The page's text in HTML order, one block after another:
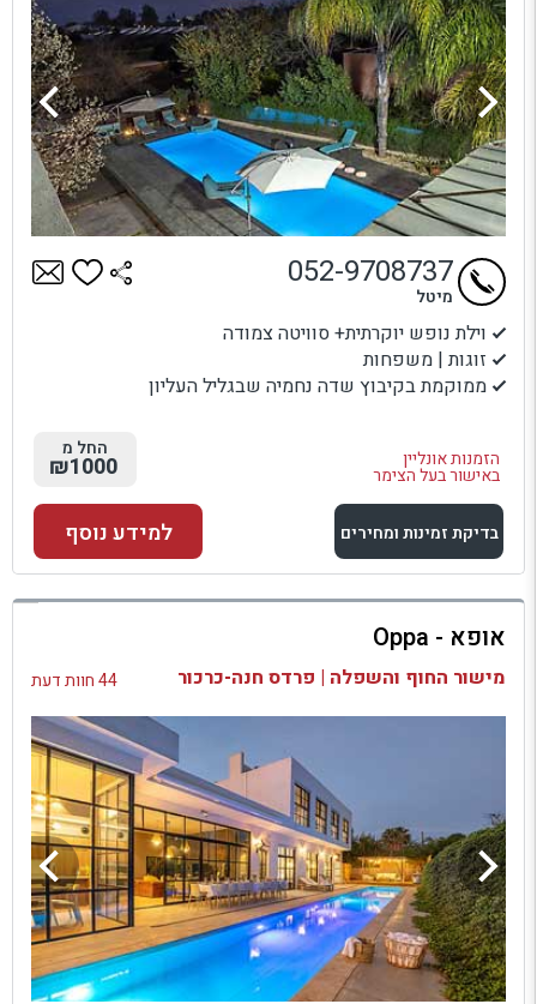
וילת נופש יוקרתית+ סוויטה צמודה
זוגות | משפחות
ממוקמת בקיבוץ שדה נחמיה שבגליל העליון
הזמנות אונליין
באישור בעל הצימר
052-9708737
מיטל
החל מ
₪1000
בדיקת זמינות ומחירים
למתחם זה
בדיקת זמינות ומחירים
למידע נוסף
אופא - Oppa
מישור החוף והשפלה | פרדס חנה-כרכור 44 חוות דעת